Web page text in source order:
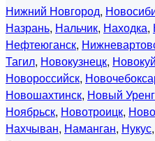
Нижний Новгород,
Назрань, Нальчик, Находка,
Нефтеюганск,
Тагил, Новокузнецк,
Новороссийск,
Новошахтинск, Новый
Ноябрьск, Новотроицк,
Нахчыван, Наманган, Нукус,